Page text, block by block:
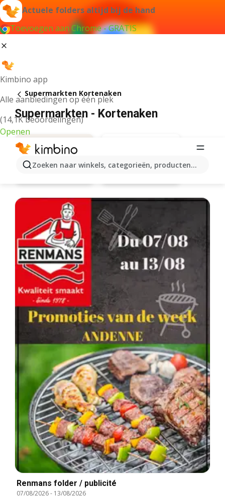
Actuele folders altijd bij de hand
Toevoegen aan Chrome - GRATIS
Kimbino app
Alle aanbiedingen op één plek
(14,1K beoordelingen)
Openen
Zoeken naar winkels, categorieën, producten...
Supermarkten Kortenaken
Supermarkten - Kortenaken
Renmans folder / publicité
07/08/2026- 13/08/2026